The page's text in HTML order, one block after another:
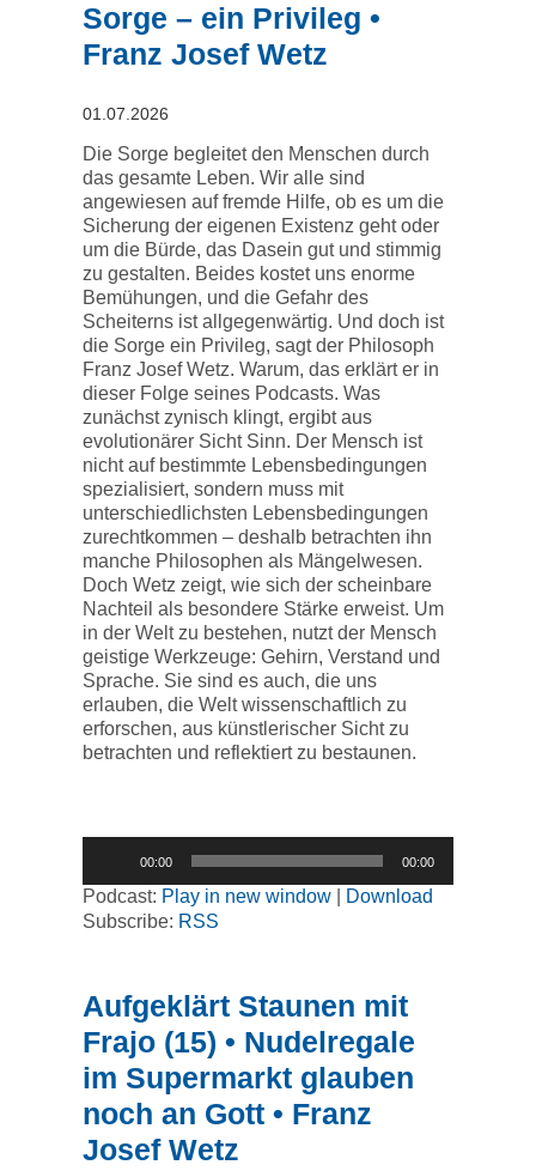
Sorge – ein Privileg •
Franz Josef Wetz
01.07.2026
Die Sorge begleitet den Menschen durch
das gesamte Leben. Wir alle sind
angewiesen auf fremde Hilfe, ob es um die
Sicherung der eigenen Existenz geht oder
um die Bürde, das Dasein gut und stimmig
zu gestalten. Beides kostet uns enorme
Bemühungen, und die Gefahr des
Scheiterns ist allgegenwärtig. Und doch ist
die Sorge ein Privileg, sagt der Philosoph
Franz Josef Wetz. Warum, das erklärt er in
dieser Folge seines Podcasts. Was
zunächst zynisch klingt, ergibt aus
evolutionärer Sicht Sinn. Der Mensch ist
nicht auf bestimmte Lebensbedingungen
spezialisiert, sondern muss mit
unterschiedlichsten Lebensbedingungen
zurechtkommen – deshalb betrachten ihn
manche Philosophen als Mängelwesen.
Doch Wetz zeigt, wie sich der scheinbare
Nachteil als besondere Stärke erweist. Um
in der Welt zu bestehen, nutzt der Mensch
geistige Werkzeuge: Gehirn, Verstand und
Sprache. Sie sind es auch, die uns
erlauben, die Welt wissenschaftlich zu
erforschen, aus künstlerischer Sicht zu
betrachten und reflektiert zu bestaunen.
00:00 00:00
Podcast: Play in new window|
Download
Subscribe: RSS
Aufgeklärt Staunen mit
Frajo (15) • Nudelregale
im Supermarkt glauben
noch an Gott • Franz
Josef Wetz